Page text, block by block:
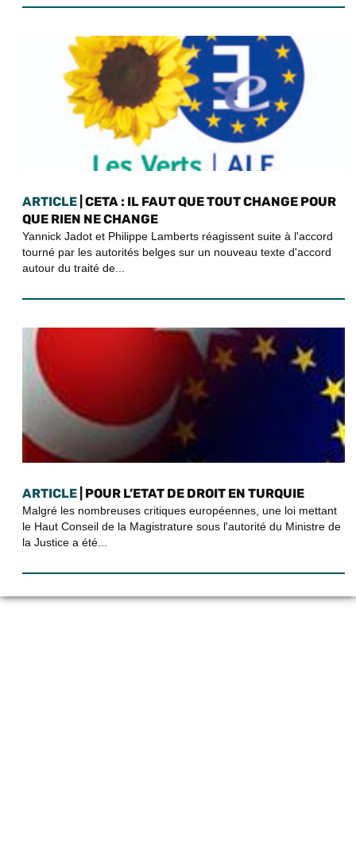
ARTICLE | CETA : IL FAUT QUE TOUT CHANGE POUR
QUE RIEN NE CHANGE
Yannick Jadot et Philippe Lamberts réagissent suite à l'accord
tourné par les autorités belges sur un nouveau texte d'accord
autour du traité de...
ARTICLE | POUR L’ETAT DE DROIT EN TURQUIE
Malgré les nombreuses critiques européennes, une loi mettant
le Haut Conseil de la Magistrature sous l'autorité du Ministre de
la Justice a été...